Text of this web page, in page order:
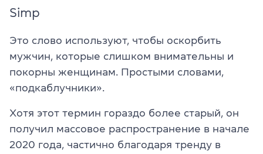
Simp
Это слово используют, чтобы оскорбить
мужчин, которые слишком внимательны и
покорны женщинам. Простыми словами,
«подкаблучники».
Хотя этот термин гораздо более старый, он
получил массовое распространение в начале
2020 года, частично благодаря тренду в